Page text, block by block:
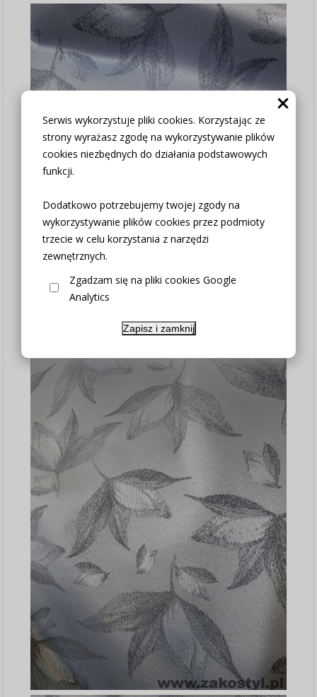
Serwis wykorzystuje pliki cookies. Korzystając ze
strony wyrażasz zgodę na wykorzystywanie plików
cookies niezbędnych do działania podstawowych
funkcji.
Dodatkowo potrzebujemy twojej zgody na
wykorzystywanie plików cookies przez podmioty
trzecie w celu korzystania z narzędzi
zewnętrznych.
Zgadzam się na pliki cookies Google
Analytics
Zapisz i zamknij